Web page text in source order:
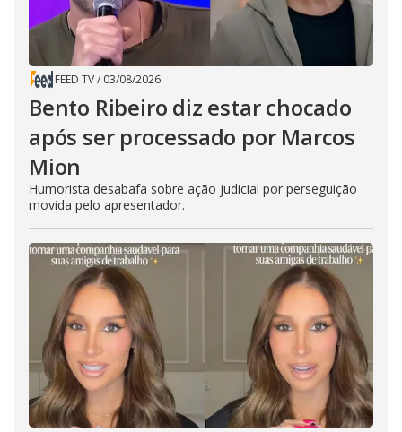
FEED TV/ 03/08/2026
Bento Ribeiro diz estar chocado
após ser processado por Marcos
Mion
Humorista desabafa sobre ação judicial por perseguição
movida pelo apresentador.